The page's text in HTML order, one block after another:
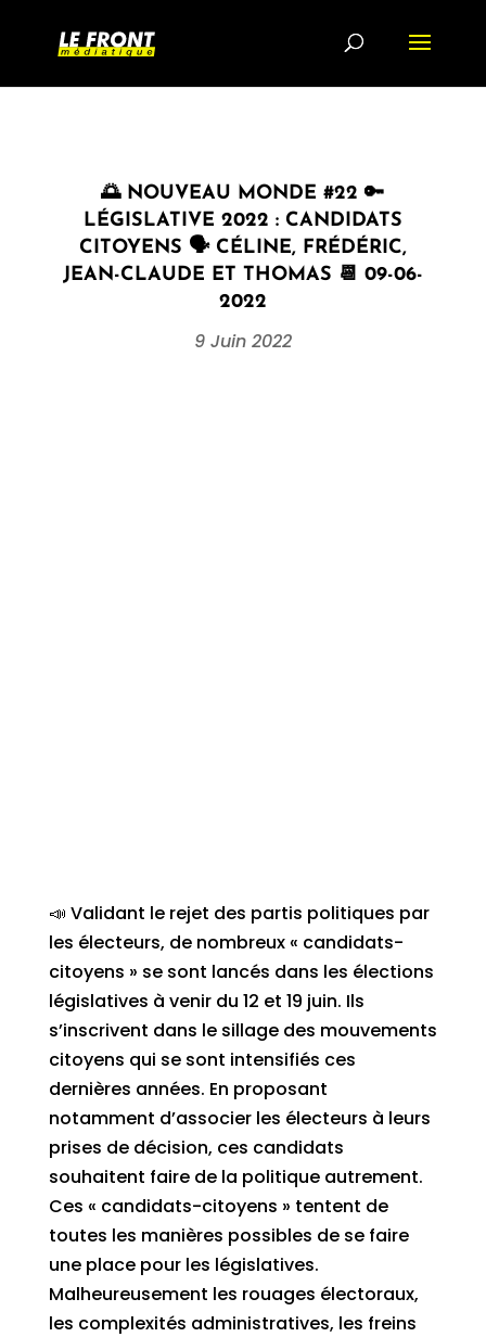
🌅 NOUVEAU MONDE #22 🔑
LÉGISLATIVE 2022 : CANDIDATS
CITOYENS 🗣 CÉLINE, FRÉDÉRIC,
JEAN-CLAUDE ET THOMAS 📆 09-06-
2022
9 Juin 2022
📣 Validant le rejet des partis politiques par
les électeurs, de nombreux « candidats-
citoyens » se sont lancés dans les élections
législatives à venir du 12 et 19 juin. Ils
s’inscrivent dans le sillage des mouvements
citoyens qui se sont intensifiés ces
dernières années. En proposant
notamment d’associer les électeurs à leurs
prises de décision, ces candidats
souhaitent faire de la politique autrement.
Ces « candidats-citoyens » tentent de
toutes les manières possibles de se faire
une place pour les législatives.
Malheureusement les rouages électoraux,
les complexités administratives, les freins